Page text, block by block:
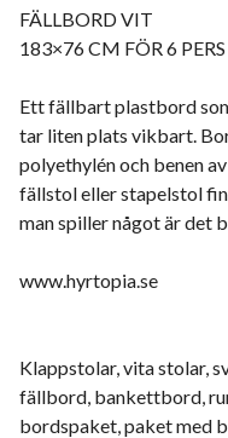
FÄLLBORD VIT
183×76 CM FÖR 6 PERS
Ett fällbart plastbord
tar liten plats vikbart.
polyethylén och benen
fällstol eller stapelstol
man spiller något är det
www.hyrtopia.se
Klappstolar, vita stolar,
fällbord, bankettbord,
bordspaket, paket med